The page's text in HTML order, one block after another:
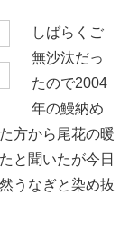
しばらくご
無沙汰だっ
たので2004
年の鰻納め
方から尾花の暖
と聞いたが今日
うなぎと染め抜